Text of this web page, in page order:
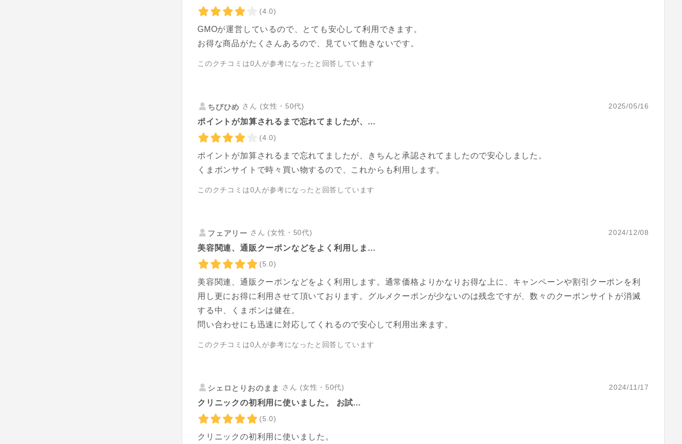
(4.0)
GMOが運営しているので、とても安心して利用できます。
お得な商品がたくさんあるので、見ていて飽きないです。
このクチコミは0人が参考になったと回答しています
ちびひめ さん (女性・50代) 2025/05/16
ポイントが加算されるまで忘れてましたが、...
(4.0)
ポイントが加算されるまで忘れてましたが、きちんと承認されてましたので安心しました。
くまポンサイトで時々買い物するので、これからも利用します。
このクチコミは0人が参考になったと回答しています
フェアリー さん (女性・50代) 2024/12/08
美容関連、通販クーポンなどをよく利用しま...
(5.0)
美容関連、通販クーポンなどをよく利用します。通常価格よりかなりお得な上に、キャンペーンや割引クーポンを利
用し更にお得に利用させて頂いております。グルメクーポンが少ないのは残念ですが、数々のクーポンサイトが消滅
する中、くまボンは健在。
問い合わせにも迅速に対応してくれるので安心して利用出来ます。
このクチコミは0人が参考になったと回答しています
シェロとりおのまま さん (女性・50代) 2024/11/17
クリニックの初利用に使いました。 お試...
(5.0)
クリニックの初利用に使いました。